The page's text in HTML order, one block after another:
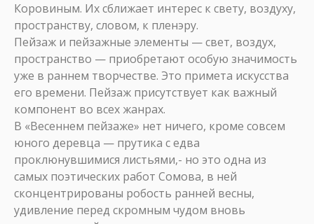
Коровиным. Их сближает интерес к свету, воздуху,
пространству, словом, к пленэру.
Пейзаж и пейзажные элементы — свет, воздух,
пространство — приобретают особую значимость
уже в раннем творчестве. Это примета искусства
его времени. Пейзаж присутствует как важный
компонент во всех жанрах.
В «Весеннем пейзаже» нет ничего, кроме совсем
юного деревца — прутика с едва
проклюнувшимися листьями,- но это одна из
самых поэтических работ Сомова, в ней
сконцентрированы робость ранней весны,
удивление перед скромным чудом вновь